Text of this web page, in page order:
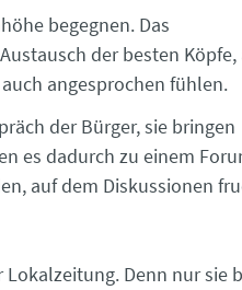
begegnen. Das
der besten Köpfe,
angesprochen fühlen.
der Bürger, sie bringen
es dadurch zu einem
auf dem Diskussionen
Denn nur sie